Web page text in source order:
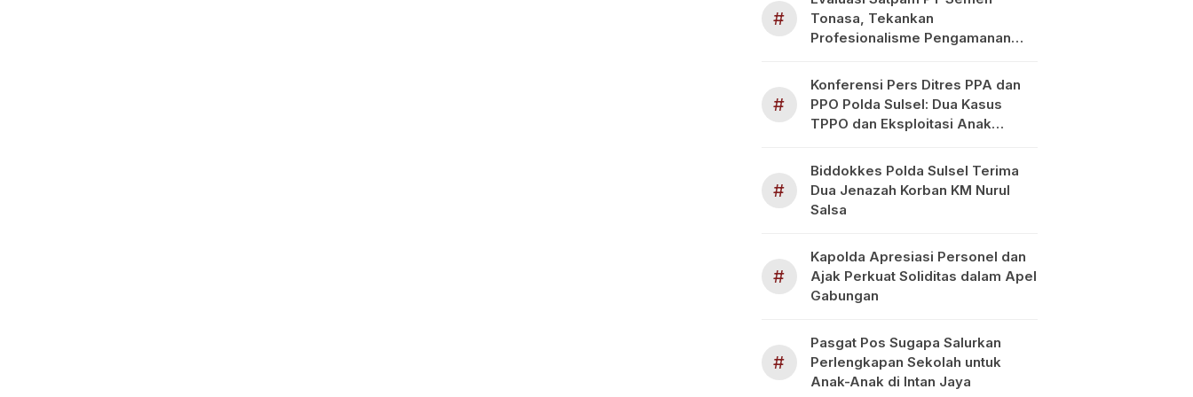
#
Tonasa, Tekankan
Profesionalisme Pengamanan
#
Konferensi Pers Ditres PPA dan
PPO Polda Sulsel: Dua Kasus
TPPO dan Eksploitasi Anak
#
Biddokkes Polda Sulsel Terima
Dua Jenazah Korban KM Nurul
Salsa
#
Kapolda Apresiasi Personel dan
Ajak Perkuat Soliditas dalam Apel
Gabungan
#
Pasgat Pos Sugapa Salurkan
Perlengkapan Sekolah untuk
Anak-Anak di Intan Jaya